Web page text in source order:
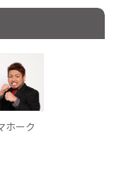
ホーク